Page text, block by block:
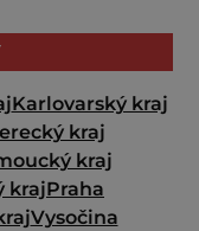
Karlovarský kraj
kraj
kraj
krajPraha
Vysočina